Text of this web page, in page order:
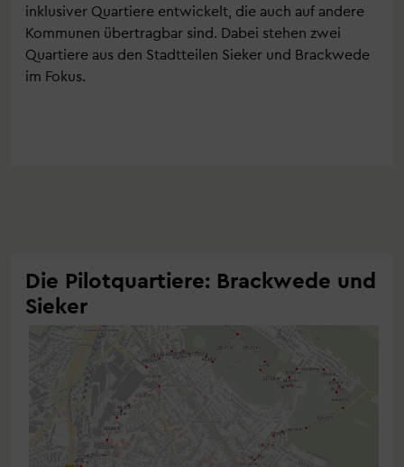
inklusiver Quartiere entwickelt, die auch auf andere
Kommunen übertragbar sind. Dabei stehen zwei
Quartiere aus den Stadtteilen Sieker und Brackwede
im Fokus.
Die Pilotquartiere: Brackwede und
Sieker